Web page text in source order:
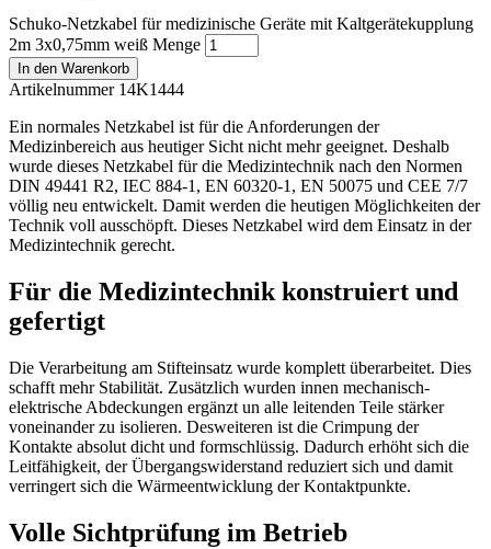
Schuko-Netzkabel für medizinische Geräte mit Kaltgerätekupplung
2m 3x0,75mm weiß Menge
In den Warenkorb
Artikelnummer 14K1444
Ein normales Netzkabel ist für die Anforderungen der
Medizinbereich aus heutiger Sicht nicht mehr geeignet. Deshalb
wurde dieses Netzkabel für die Medizintechnik nach den Normen
DIN 49441 R2, IEC 884-1, EN 60320-1, EN 50075 und CEE 7/7
völlig neu entwickelt. Damit werden die heutigen Möglichkeiten der
Technik voll ausschöpft. Dieses Netzkabel wird dem Einsatz in der
Medizintechnik gerecht.
Für die Medizintechnik konstruiert und
gefertigt
Die Verarbeitung am Stifteinsatz wurde komplett überarbeitet. Dies
schafft mehr Stabilität. Zusätzlich wurden innen mechanisch-
elektrische Abdeckungen ergänzt un alle leitenden Teile stärker
voneinander zu isolieren. Desweiteren ist die Crimpung der
Kontakte absolut dicht und formschlüssig. Dadurch erhöht sich die
Leitfähigkeit, der Übergangswiderstand reduziert sich und damit
verringert sich die Wärmeentwicklung der Kontaktpunkte.
Volle Sichtprüfung im Betrieb